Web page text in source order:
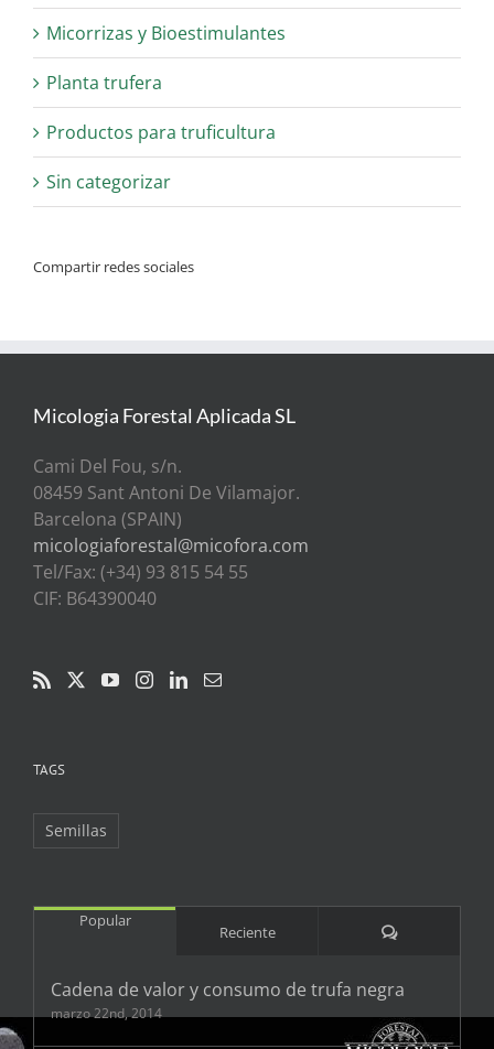
Micorrizas y Bioestimulantes
Planta trufera
Productos para truficultura
Sin categorizar
Compartir redes sociales
Micologia Forestal Aplicada SL
Cami Del Fou, s/n.
08459 Sant Antoni De Vilamajor.
Barcelona (SPAIN)
micologiaforestal@micofora.com
Tel/Fax: (+34) 93 815 54 55
CIF: B64390040
TAGS
Semillas
Popular
Reciente Comentarios
Cadena de valor y consumo de trufa negra
marzo 22nd, 2014